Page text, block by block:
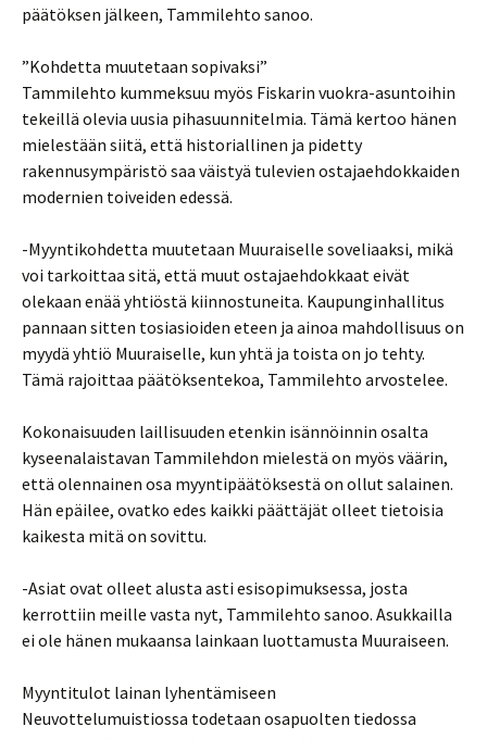
päätöksen jälkeen, Tammilehto sanoo.
”Kohdetta muutetaan sopivaksi”
Tammilehto kummeksuu myös Fiskarin vuokra-asuntoihin
tekeillä olevia uusia pihasuunnitelmia. Tämä kertoo hänen
mielestään siitä, että historiallinen ja pidetty
rakennusympäristö saa väistyä tulevien ostajaehdokkaiden
modernien toiveiden edessä.
-Myyntikohdetta muutetaan Muuraiselle soveliaaksi, mikä
voi tarkoittaa sitä, että muut ostajaehdokkaat eivät
olekaan enää yhtiöstä kiinnostuneita. Kaupunginhallitus
pannaan sitten tosiasioiden eteen ja ainoa mahdollisuus on
myydä yhtiö Muuraiselle, kun yhtä ja toista on jo tehty.
Tämä rajoittaa päätöksentekoa, Tammilehto arvostelee.
Kokonaisuuden laillisuuden etenkin isännöinnin osalta
kyseenalaistavan Tammilehdon mielestä on myös väärin,
että olennainen osa myyntipäätöksestä on ollut salainen.
Hän epäilee, ovatko edes kaikki päättäjät olleet tietoisia
kaikesta mitä on sovittu.
-Asiat ovat olleet alusta asti esisopimuksessa, josta
kerrottiin meille vasta nyt, Tammilehto sanoo. Asukkailla
ei ole hänen mukaansa lainkaan luottamusta Muuraiseen.
Myyntitulot lainan lyhentämiseen
Neuvottelumuistiossa todetaan osapuolten tiedossa